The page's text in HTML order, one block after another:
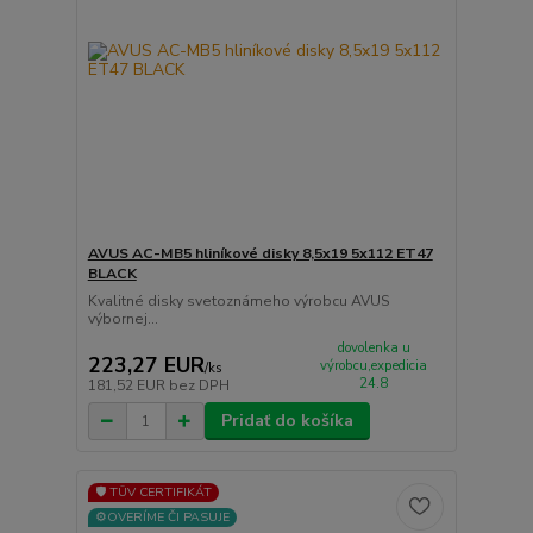
AVUS AC-MB5 hliníkové disky 8,5x19 5x112 ET47
BLACK
Kvalitné disky svetoznámeho výrobcu AVUS
výbornej...
223,27 EUR/ks
181,52 EUR bez DPH
dovolenka u
výrobcu,expedicia
24.8
Pridať do košíka
🛡️ TÜV CERTIFIKÁT
⚙️OVERÍME ČI PASUJE